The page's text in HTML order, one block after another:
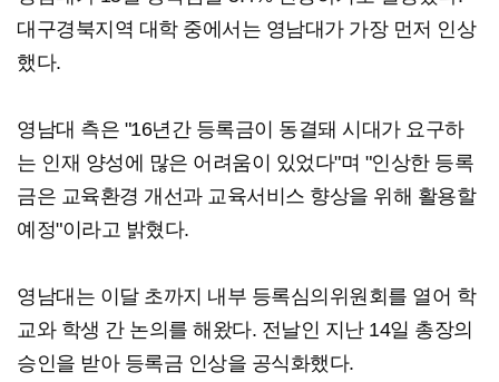
대구경북지역 대학 중에서는 영남대가 가장 먼저 인상
했다.
영남대 측은 "16년간 등록금이 동결돼 시대가 요구하
는 인재 양성에 많은 어려움이 있었다"며 "인상한 등록
금은 교육환경 개선과 교육서비스 향상을 위해 활용할
예정"이라고 밝혔다.
영남대는 이달 초까지 내부 등록심의위원회를 열어 학
교와 학생 간 논의를 해왔다. 전날인 지난 14일 총장의
승인을 받아 등록금 인상을 공식화했다.